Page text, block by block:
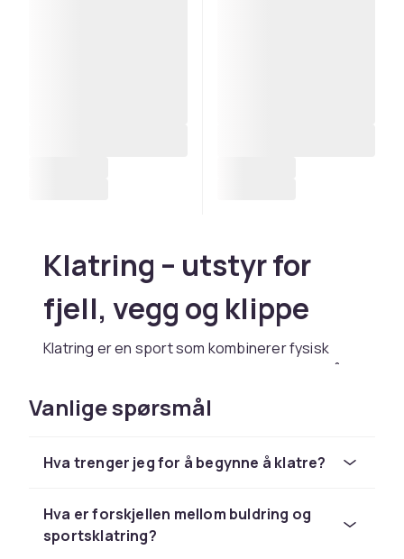
Klatring – utstyr for
fjell, vegg og klippe
Klatring er en sport som kombinerer fysisk
styrke, teknisk dyktighet og mental fokus på
nettopp har funnet din første klatrevegg, eller
bratte fjellvegger, trenger du riktig utstyr for å
ta deg frem trygt og effektivt. Hos CDON
fra sele og tau til karabinere, klatresko og
isklatrerverktøy.
Vanlige spørsmål
Hva trenger jeg for å begynne å klatre?
Hva er forskjellen mellom buldring og
sportsklatring?